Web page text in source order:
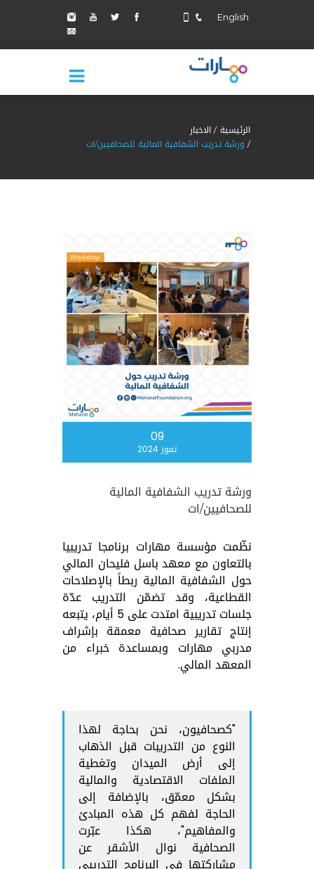
English
الرئيسية الاخبار
ورشة تدريب الشفافية المالية للصحافيين/ات
09
تموز 2024
ورشة تدريب الشفافية المالية
للصحافيين/ات
نظّمت مؤسسة مهارات برنامجا تدريبيا
بالتعاون مع معهد باسل فليحان المالي
حول الشفافية المالية ربطاً بالإصلاحات
القطاعية، وقد تضمّن التدريب عدّة
جلسات تدريبية امتدت على 5 أيام، يتبعه
إنتاج تقارير صحافية معمقة بإشراف
مدربي مهارات وبمساعدة خبراء من
المعهد المالي.
"كصحافيون، نحن بحاجة لهذا
النوع من التدريبات قبل الذهاب
إلى أرض الميدان وتغطية
الملفات الاقتصادية والمالية
بشكل معمّق، بالإضافة إلى
الحاجة لفهم كل هذه المبادئ
والمفاهيم"، هكذا عبّرت
الصحافية نوال الأشقر عن
مشاركتها في البرنامج التدريبي